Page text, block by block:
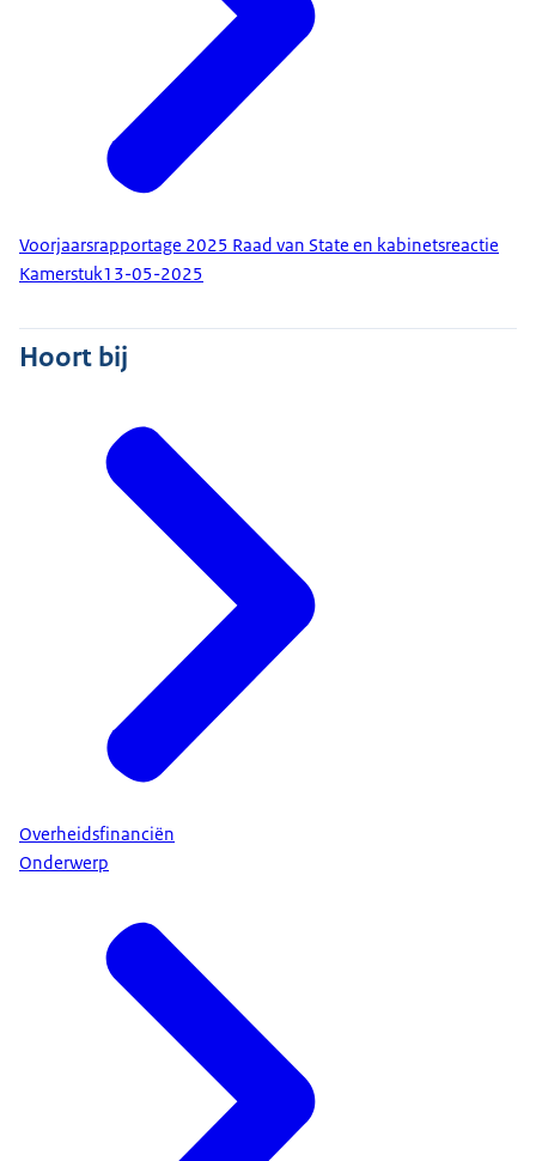
Voorjaarsrapportage 2025 Raad van State en kabinetsreactie
Kamerstuk13-05-2025
Hoort bij
Overheidsfinanciën
Onderwerp